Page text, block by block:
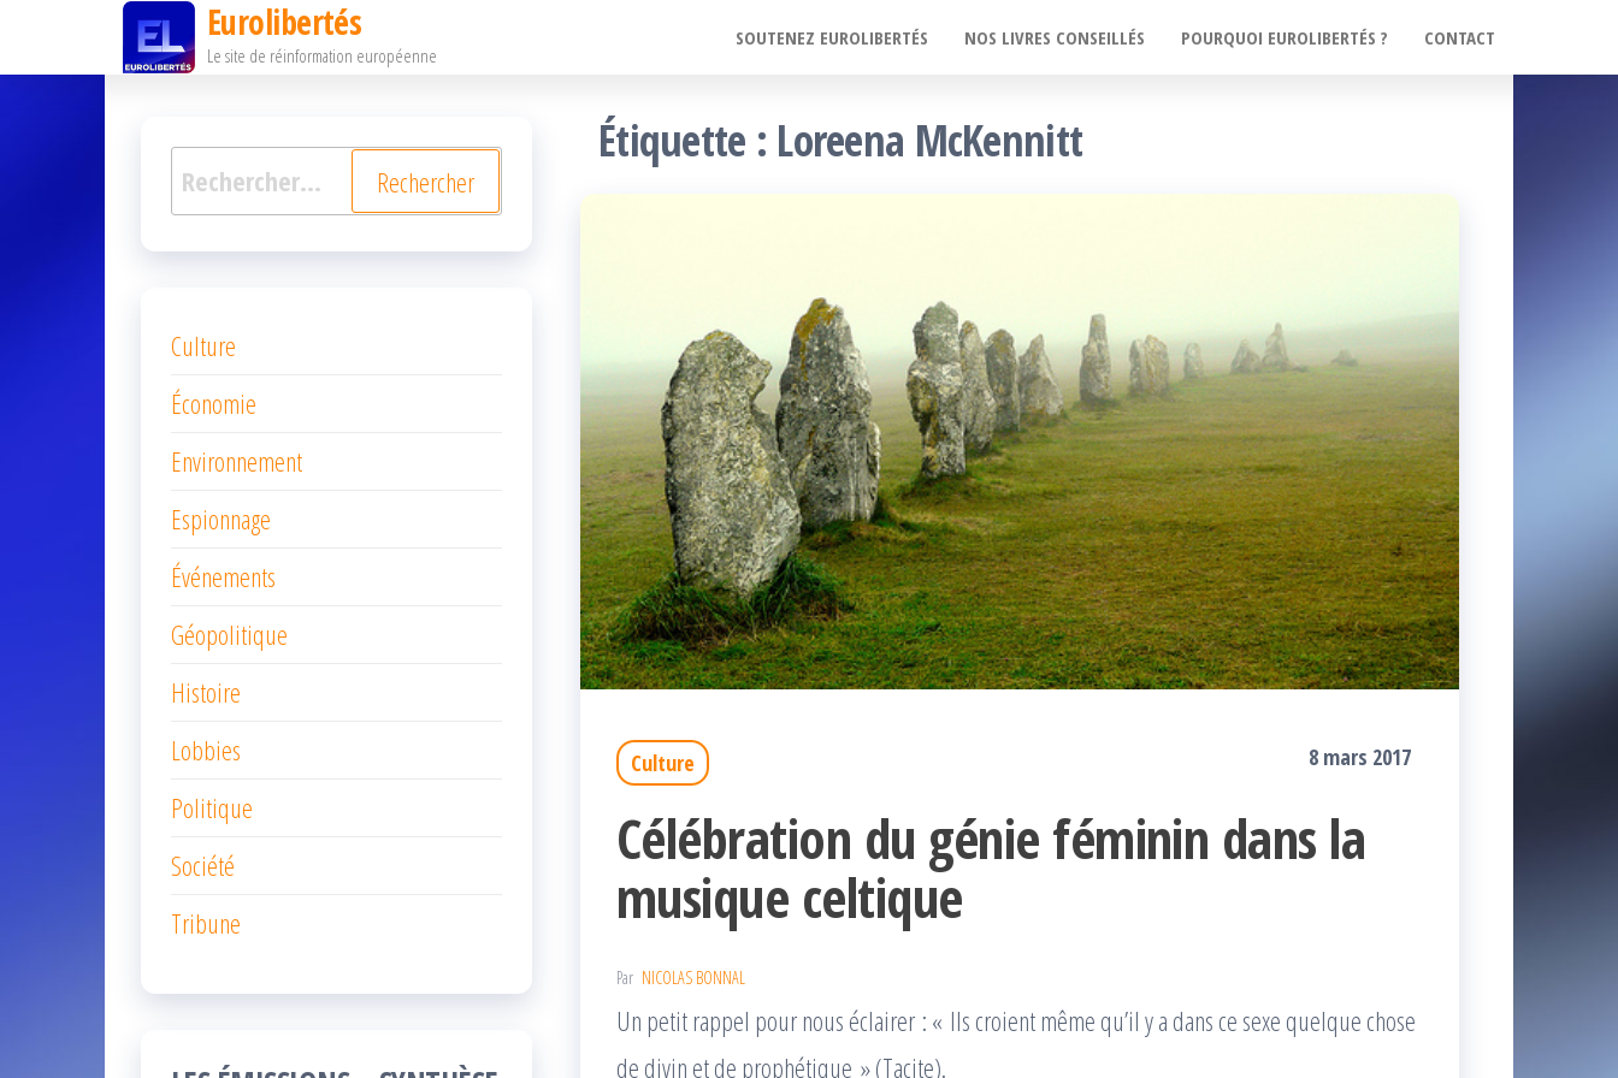
ce
Eurolibertés
Le site de réinformation européenne
SOUTENEZ EUROLIBERTÉS NOS LIVRES CONSEILLÉS POURQUOI EUROLIBERTÉS ? CONTACT
Étiquette : Loreena McKennitt
Culture 8 mars 2017
Célébration du génie féminin dans la
musique celtique
Par NICOLAS BONNAL
Un petit rappel pour nous éclairer : « Ils croient même qu’il y a dans ce sexe quelque chose
de divin et de prophétique » (Tacite).
Rechercher :
Culture
Économie
Environnement
Espionnage
Événements
Géopolitique
Histoire
Lobbies
Politique
Société
Tribune